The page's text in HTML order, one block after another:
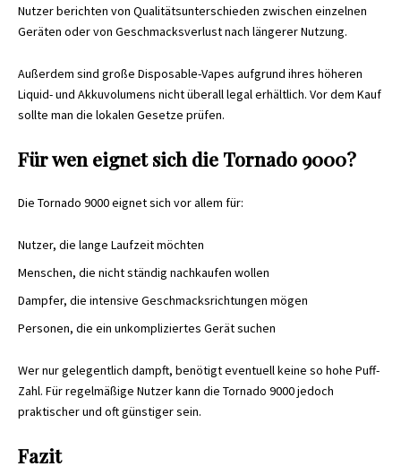
Nutzer berichten von Qualitätsunterschieden zwischen einzelnen
Geräten oder von Geschmacksverlust nach längerer Nutzung.
Außerdem sind große Disposable-Vapes aufgrund ihres höheren
Liquid- und Akkuvolumens nicht überall legal erhältlich. Vor dem Kauf
sollte man die lokalen Gesetze prüfen.
Für wen eignet sich die Tornado 9000?
Die Tornado 9000 eignet sich vor allem für:
Nutzer, die lange Laufzeit möchten
Menschen, die nicht ständig nachkaufen wollen
Dampfer, die intensive Geschmacksrichtungen mögen
Personen, die ein unkompliziertes Gerät suchen
Wer nur gelegentlich dampft, benötigt eventuell keine so hohe Puff-
Zahl. Für regelmäßige Nutzer kann die Tornado 9000 jedoch
praktischer und oft günstiger sein.
Fazit